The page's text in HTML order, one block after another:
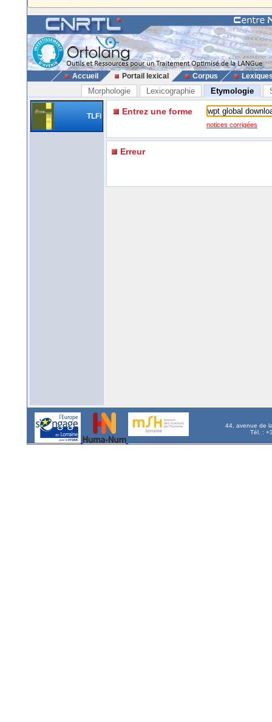
Accueil Portail lexical Corpus
Morphologie Lexicographie Etymologie
TLFi Entrez une forme
notices corrigées
Erreur
44, avenue de
Tél. :